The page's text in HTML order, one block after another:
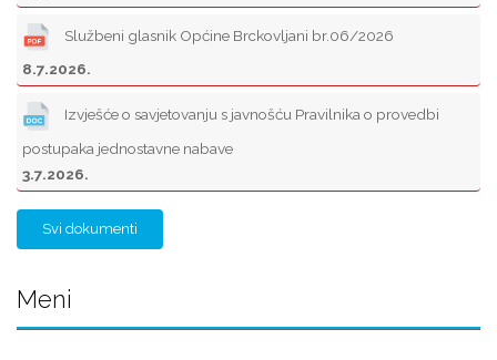
Službeni glasnik Općine Brckovljani br.06/2026
8.7.2026.
Izvješće o savjetovanju s javnošću Pravilnika o provedbi
postupaka jednostavne nabave
3.7.2026.
Svi dokumenti
Meni